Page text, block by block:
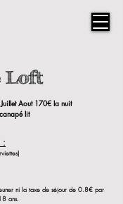
Loft
Aout 170€ la nuit
lit
:
et serviettes)
ni la taxe de séjour de 0.8€ par
ans.